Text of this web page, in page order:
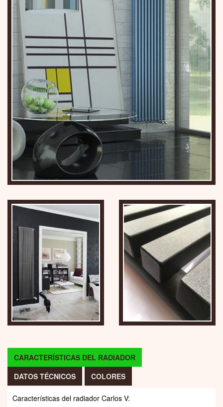
CARACTERÍSTICAS DEL RADIADOR
DATOS TÉCNICOS
COLORES
Características del radiador Carlos V: